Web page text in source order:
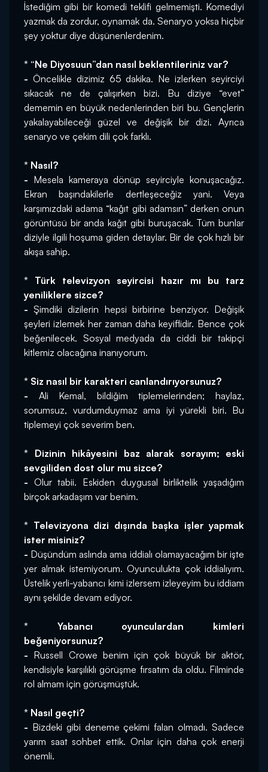
İstediğim gibi bir komedi teklifi gelmemişti. Komediyi
yazmak da zordur, oynamak da. Senaryo yoksa hiçbir
şey yoktur diye düşünenlerdenim.
* “Ne Diyosuun”dan nasıl beklentileriniz var?
- Öncelikle dizimiz 65 dakika. Ne izlerken seyirciyi
sıkacak ne de çalışırken bizi. Bu diziye “evet”
dememin en büyük nedenlerinden biri bu. Gençlerin
yakalayabileceği güzel ve değişik bir dizi. Ayrıca
senaryo ve çekim dili çok farklı.
* Nasıl?
- Mesela kameraya dönüp seyirciyle konuşacağız.
Ekran başındakilerle dertleşeceğiz yani. Veya
karşımızdaki adama “kağıt gibi adamsın” derken onun
görüntüsü bir anda kağıt gibi buruşacak. Tüm bunlar
diziyle ilgili hoşuma giden detaylar. Bir de çok hızlı bir
akışa sahip.
* Türk televizyon seyircisi hazır mı bu tarz
yeniliklere sizce?
- Şimdiki dizilerin hepsi birbirine benziyor. Değişik
şeyleri izlemek her zaman daha keyiflidir. Bence çok
beğenilecek. Sosyal medyada da ciddi bir takipçi
kitlemiz olacağına inanıyorum.
* Siz nasıl bir karakteri canlandırıyorsunuz?
- Ali Kemal, bildiğim tiplemelerinden; haylaz,
sorumsuz, vurdumduymaz ama iyi yürekli biri. Bu
tiplemeyi çok severim ben.
* Dizinin hikâyesini baz alarak sorayım; eski
sevgiliden dost olur mu sizce?
- Olur tabii. Eskiden duygusal birliktelik yaşadığım
birçok arkadaşım var benim.
* Televizyona dizi dışında başka işler yapmak
ister misiniz?
- Düşündüm aslında ama iddialı olamayacağım bir işte
yer almak istemiyorum. Oyunculukta çok iddialıyım.
Üstelik yerli-yabancı kimi izlersem izleyeyim bu iddiam
aynı şekilde devam ediyor.
* Yabancı oyunculardan kimleri
beğeniyorsunuz?
- Russell Crowe benim için çok büyük bir aktör,
kendisiyle karşılıklı görüşme fırsatım da oldu. Filminde
rol almam için görüşmüştük.
* Nasıl geçti?
- Bizdeki gibi deneme çekimi falan olmadı. Sadece
yarım saat sohbet ettik. Onlar için daha çok enerji
önemli.